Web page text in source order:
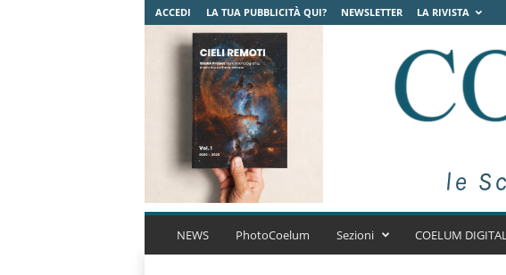
ACCEDI LA TUA PUBBLICITÀ QUI? NEWSLETTER LA RIVISTA
C
NEWS PhotoCoelum Sezioni COELUM